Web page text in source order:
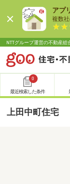
アプ
複数
NTTグループ運営の不動産総
0
最近検索した条件
上田中町住宅